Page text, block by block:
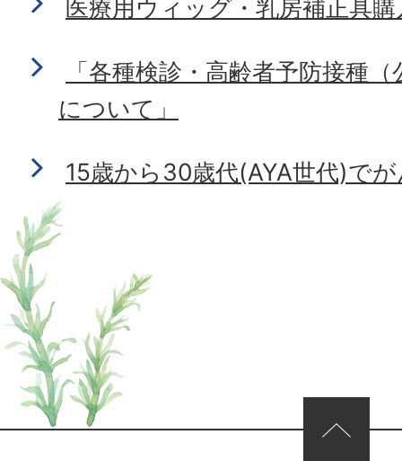
医療用ウィッグ・乳房補正具
「各種検診・高齢者予防接種
について」
15歳から30歳代(AYA世代)で
ページの先頭へ